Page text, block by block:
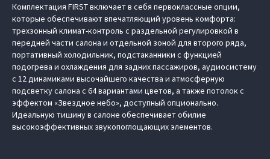
Комплектация FIRST включает в себя первоклассные опции,
которые обеспечивают впечатляющий уровень комфорта:
трехзонный климат-контроль с раздельной регулировкой в
передней части салона и отдельной зоной для второго ряда,
портативный холодильник, подстаканники с функцией
подогрева и охлаждения для задних пассажиров, аудиосистему
с 12 динамиками высочайшего качества и атмосферную
подсветку салона с 64 вариантами цветов, а также потолок с
эффектом «Звездное небо», доступный опционально.
Идеальную тишину в салоне обеспечивает обилие
высокоэффективных звукопоглощающих элементов.